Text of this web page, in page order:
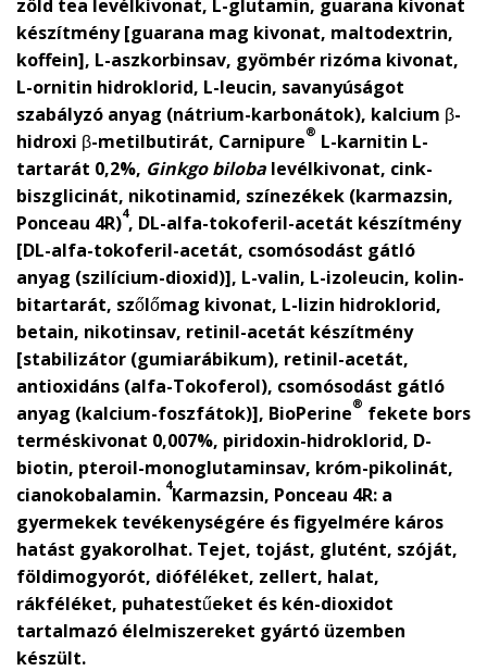
zöld tea levélkivonat, L-glutamin, guarana kivonat
készítmény [guarana mag kivonat, maltodextrin,
koffein], L-aszkorbinsav, gyömbér rizóma kivonat,
L-ornitin hidroklorid, L-leucin, savanyúságot
szabályzó anyag (nátrium-karbonátok), kalcium β-
hidroxi β-metilbutirát, Carnipure® L-karnitin L-
tartarát 0,2%, Ginkgo biloba levélkivonat, cink-
biszglicinát, nikotinamid, színezékek (karmazsin,
Ponceau 4R)4, DL-alfa-tokoferil-acetát készítmény
[DL-alfa-tokoferil-acetát, csomósodást gátló
anyag (szilícium-dioxid)], L-valin, L-izoleucin, kolin-
bitartarát, szőlőmag kivonat, L-lizin hidroklorid,
betain, nikotinsav, retinil-acetát készítmény
[stabilizátor (gumiarábikum), retinil-acetát,
antioxidáns (alfa-Tokoferol), csomósodást gátló
anyag (kalcium-foszfátok)], BioPerine® fekete bors
terméskivonat 0,007%, piridoxin-hidroklorid, D-
biotin, pteroil-monoglutaminsav, króm-pikolinát,
cianokobalamin. 4Karmazsin, Ponceau 4R: a
gyermekek tevékenységére és figyelmére káros
hatást gyakorolhat. Tejet, tojást, glutént, szóját,
földimogyorót, dióféléket, zellert, halat,
rákféléket, puhatestűeket és kén-dioxidot
tartalmazó élelmiszereket gyártó üzemben
készült.